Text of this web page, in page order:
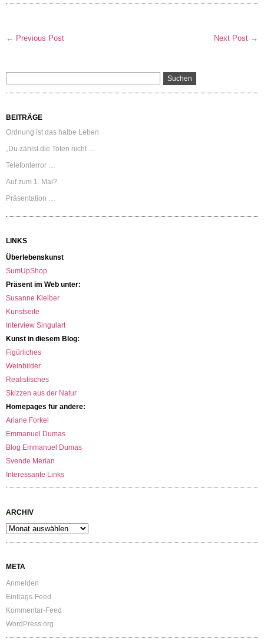
← Previous Post Next Post →
BEITRÄGE
Ordnung ist das halbe Leben
„Du zählst die Toten nicht …
Telefonterror …
Auf zum 1. Mai?
Präsentation …
LINKS
Überlebenskunst
SumUpShop
Präsent im Web unter:
Susanne Kleiber
Kunstseite
Interview Singulart
Kunst in diesem Blog:
Figürliches
Weinbilder
Realistisches
Skizzen aus der Natur
Homepages für andere:
Ariane Forkel
Emmanuel Dumas
Blog Emmanuel Dumas
Svende Merian
Interessante Links
ARCHIV
Archiv
META
Anmelden
Eintrags-Feed
Kommentar-Feed
WordPress.org